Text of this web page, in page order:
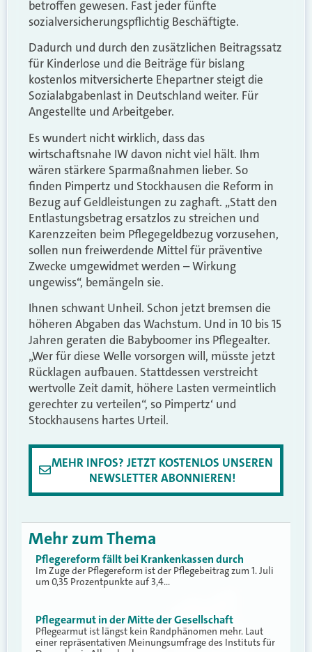
betroffen gewesen. Fast jeder fünfte
sozialversicherungspflichtig Beschäftigte.
Dadurch und durch den zusätzlichen Beitragssatz
für Kinderlose und die Beiträge für bislang
kostenlos mitversicherte Ehepartner steigt die
Sozialabgabenlast in Deutschland weiter. Für
Angestellte und Arbeitgeber.
Es wundert nicht wirklich, dass das
wirtschaftsnahe IW davon nicht viel hält. Ihm
wären stärkere Sparmaßnahmen lieber. So
finden Pimpertz und Stockhausen die Reform in
Bezug auf Geldleistungen zu zaghaft. „Statt den
Entlastungsbetrag ersatzlos zu streichen und
Karenzzeiten beim Pflegegeldbezug vorzusehen,
sollen nun freiwerdende Mittel für präventive
Zwecke umgewidmet werden – Wirkung
ungewiss“, bemängeln sie.
Ihnen schwant Unheil. Schon jetzt bremsen die
höheren Abgaben das Wachstum. Und in 10 bis 15
Jahren geraten die Babyboomer ins Pflegealter.
„Wer für diese Welle vorsorgen will, müsste jetzt
Rücklagen aufbauen. Stattdessen verstreicht
wertvolle Zeit damit, höhere Lasten vermeintlich
gerechter zu verteilen“, so Pimpertz‘ und
Stockhausens hartes Urteil.
MEHR INFOS? JETZT KOSTENLOS UNSEREN
NEWSLETTER ABONNIEREN!
Mehr zum Thema
Pflegereform fällt bei Krankenkassen durch
Im Zuge der Pflegereform ist der Pflegebeitrag zum 1. Juli
um 0,35 Prozentpunkte auf 3,4…
Pflegearmut in der Mitte der Gesellschaft
Pflegearmut ist längst kein Randphänomen mehr. Laut
einer repräsentativen Meinungsumfrage des Instituts für